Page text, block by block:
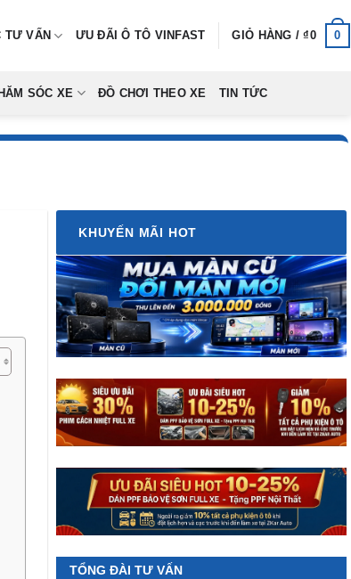
TƯ VẤN ƯU ĐÃI Ô TÔ VINFAST GIỎ HÀNG /₫0 0
SÓC XE ĐỒ CHƠI THEO XE TIN TỨC
KHUYẾN MÃI HOT
TỔNG ĐÀI TƯ VẤN